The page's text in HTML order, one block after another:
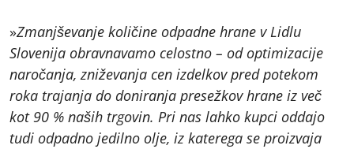
»Zmanjševanje količine odpadne hrane v Lidlu
Slovenija obravnavamo celostno – od optimizacije
naročanja, zniževanja cen izdelkov pred potekom
roka trajanja do doniranja presežkov hrane iz več
kot 90 % naših trgovin. Pri nas lahko kupci oddajo
tudi odpadno jedilno olje, iz katerega se proizvaja